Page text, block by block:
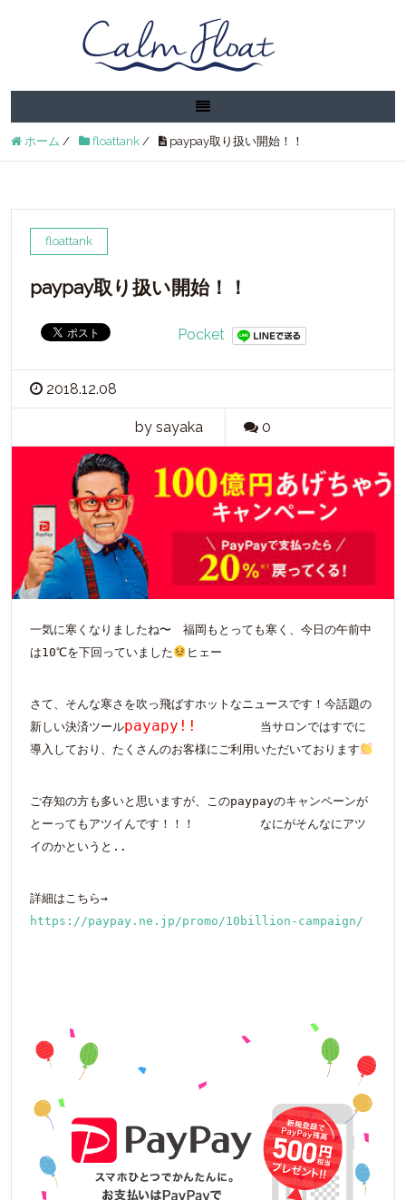
ホーム / floattank / paypay取り扱い開始！！
floattank
paypay取り扱い開始！！
Pocket
2018.12.08
by sayaka 0
一気に寒くなりましたね〜 福岡もとっても寒く、今日の午前中
は10℃を下回っていました
ヒェー
さて、そんな寒さを吹っ飛ばすホットなニュースです！今話題の
新しい決済ツールpayapy!!
当サロンではすでに
導入しており、たくさんのお客様にご利用いただいております
ご存知の方も多いと思いますが、このpaypayのキャンペーンが
とーってもアツイんです！！！ なにがそんなにアツ
イのかというと..
詳細はこちら→
https://paypay.ne.jp/promo/10billion-campaign/